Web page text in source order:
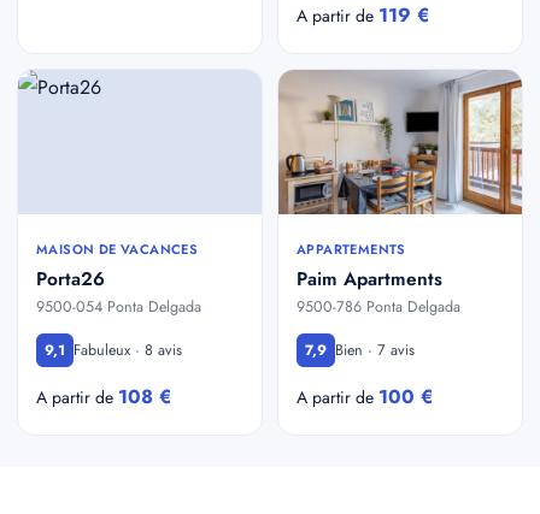
A partir de 119 €
MAISON DE VACANCES
Porta26
9500-054 Ponta Delgada
9,1 Fabuleux · 8 avis
A partir de 108 €
APPARTEMENTS
Paim Apartments
9500-786 Ponta Delgada
7,9 Bien · 7 avis
A partir de 100 €